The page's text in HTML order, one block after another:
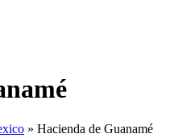
» Hacienda de Guanamé